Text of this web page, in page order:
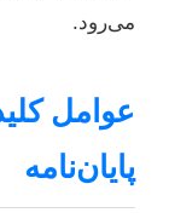
می‌رود.
عوامل
پایان‌نامه